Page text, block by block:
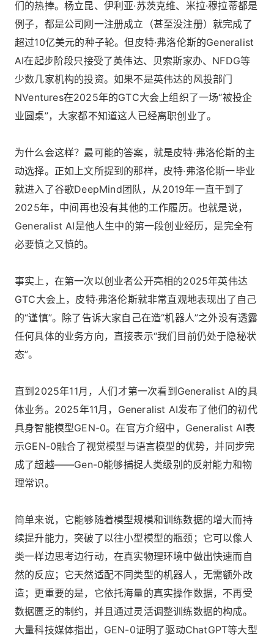
们的热捧。杨立昆、伊利亚·苏茨克维、米拉·穆拉蒂都是
例子，都是公司刚一注册成立（甚至没注册）就完成了
超过10亿美元的种子轮。但皮特·弗洛伦斯的Generalist
AI在起步阶段只接受了英伟达、贝索斯家办、NFDG等
少数几家机构的投资。如果不是英伟达的风投部门
NVentures在2025年的GTC大会上组织了一场“被投企
业圆桌”，大家都不知道这人已经离职创业了。
为什么会这样？最可能的答案，就是皮特·弗洛伦斯的主
动选择。正如上文所提到的那样，皮特·弗洛伦斯一毕业
就进入了谷歌DeepMind团队，从2019年一直干到了
2025年，中间再也没有其他的工作履历。也就是说，
Generalist AI是他人生中的第一段创业经历，是完全有
必要慎之又慎的。
事实上，在第一次以创业者公开亮相的2025年英伟达
GTC大会上，皮特·弗洛伦斯就非常直观地表现出了自己
的“谨慎”。除了告诉大家自己在造“机器人”之外没有透露
任何具体的业务方向，直接表示“我们目前仍处于隐秘状
态”。
直到2025年11月，人们才第一次看到Generalist AI的具
体业务。2025年11月，Generalist AI发布了他们的初代
具身智能模型GEN-0。在官方介绍中，Generalist AI表
示GEN-0融合了视觉模型与语言模型的优势，并同步完
成了超越——Gen-0能够捕捉人类级别的反射能力和物
理常识。
简单来说，它能够随着模型规模和训练数据的增大而持
续提升能力，突破了以往小型模型的瓶颈；它可以像人
类一样边思考边行动，在真实物理环境中做出快速而自
然的反应；它天然适配不同类型的机器人，无需额外改
造；更重要的是，它依托海量的真实操作数据，不再受
数据匮乏的制约，并且通过灵活调整训练数据的构成。
大量科技媒体指出，GEN-0证明了驱动ChatGPT等大型